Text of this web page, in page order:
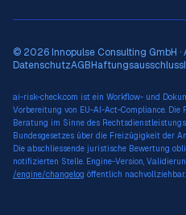
© 2026 Innopulse Consulting GmbH
DatenschutzAGBHaftungsausschluss
ai-risk-check.com ist ein Workflow- und
Vorbereitung von EU-AI-Act-Compliance.
Beratung im Sinne des
Bundesgesetzes über die Freizügigkeit der
Die abschliessende juristische Bewertung
notifizierten Stelle. Engine-Version,
/engine/changelog öffentlich nachvollziehbar.